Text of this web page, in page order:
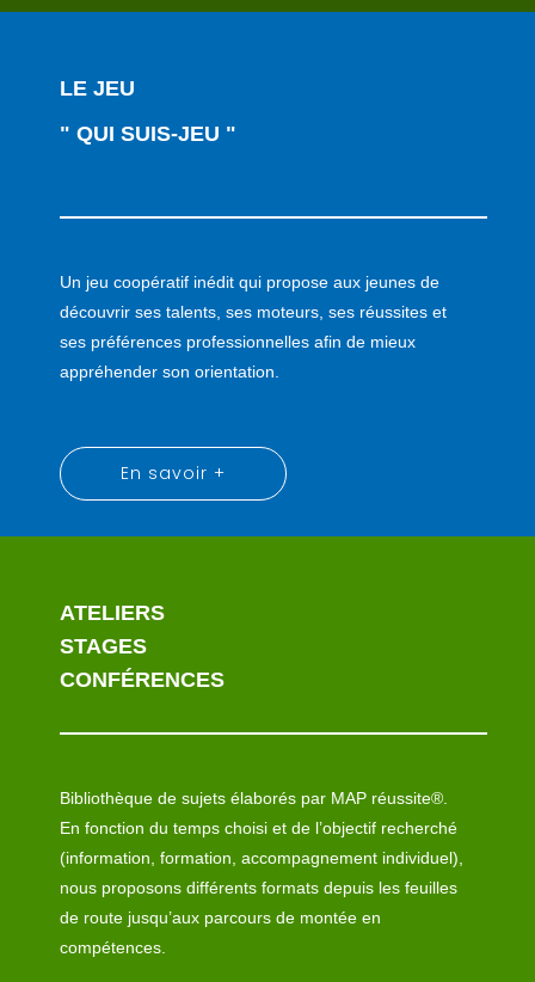
LE JEU
" QUI SUIS-JEU "
Un jeu coopératif inédit qui propose aux jeunes de
découvrir ses talents, ses moteurs, ses réussites et
ses préférences professionnelles afin de mieux
appréhender son orientation.
En savoir +
ATELIERS
STAGES
CONFÉRENCES
Bibliothèque de sujets élaborés par MAP réussite®.
En fonction du temps choisi et de l’objectif recherché
(information, formation, accompagnement individuel),
nous proposons différents formats depuis les feuilles
de route jusqu’aux parcours de montée en
compétences.